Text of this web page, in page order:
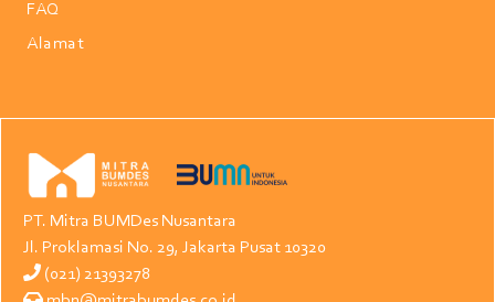
FAQ
Alamat
PT. Mitra BUMDes Nusantara
Jl. Proklamasi No. 29, Jakarta Pusat 10320
(021) 21393278